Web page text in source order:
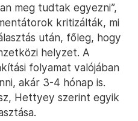
meg tudtak egyezni”,
kritizálták, mi
után, főleg, hogy
helyzet. A
folyamat valójában
akár 3-4 hónap is.
Hettyey szerint egyik